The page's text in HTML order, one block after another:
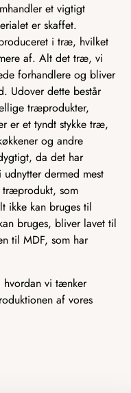
et vigtigt
er skaffet.
i træ, hvilket
af. Alt det træ, vi
forhandlere og bliver
Udover dette består
træprodukter,
er et tyndt stykke træ,
og andre
da det har
dermed mest
som
ikke kan bruges til
bruges, bliver lavet til
til MDF, som har
hvordan vi tænker
af vores